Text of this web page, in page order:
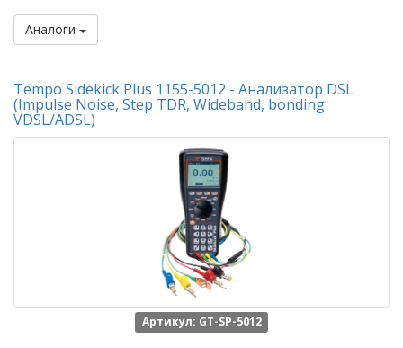
Аналоги
Tempo Sidekick Plus 1155-5012 - Анализатор DSL
(Impulse Noise, Step TDR, Wideband, bonding
VDSL/ADSL)
Артикул: GT-SP-5012